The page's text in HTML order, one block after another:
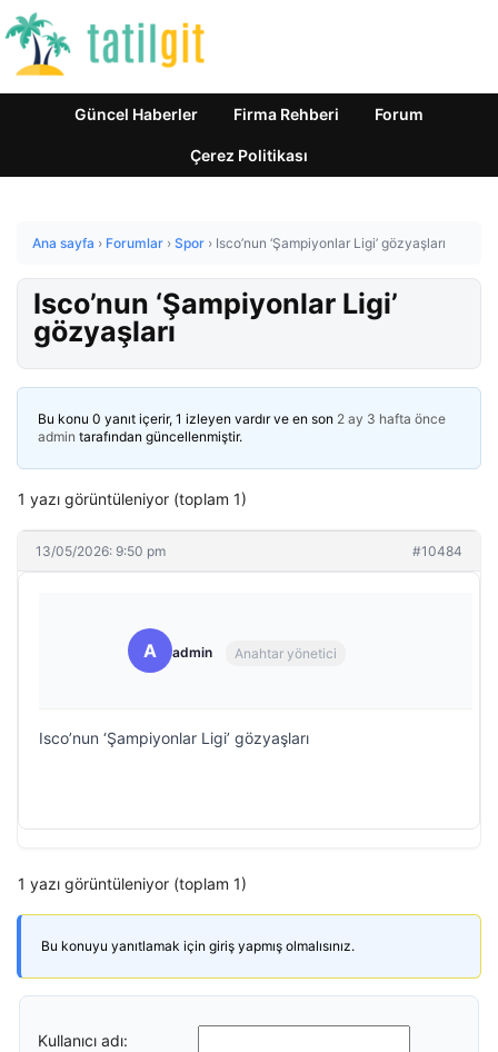
Güncel Haberler Firma Rehberi Forum
Çerez Politikası
Ana sayfa › Forumlar › Spor › Isco’nun ‘Şampiyonlar Ligi’ gözyaşları
Isco’nun ‘Şampiyonlar Ligi’
gözyaşları
Bu konu 0 yanıt içerir, 1 izleyen vardır ve en son 2 ay 3 hafta önce
admin tarafından güncellenmiştir.
1 yazı görüntüleniyor (toplam 1)
13/05/2026: 9:50 pm #10484
A admin Anahtar yönetici
Isco’nun ‘Şampiyonlar Ligi’ gözyaşları
1 yazı görüntüleniyor (toplam 1)
Bu konuyu yanıtlamak için giriş yapmış olmalısınız.
Kullanıcı adı: